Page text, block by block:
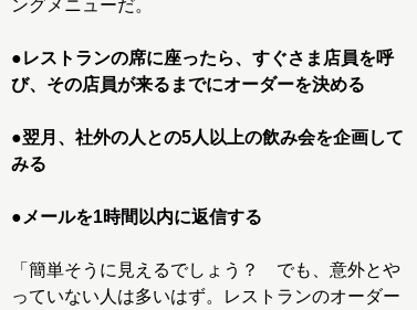
ングメニューだ。
●レストランの席に座ったら、すぐさま店員を呼
び、その店員が来るまでにオーダーを決める
●翌月、社外の人との5人以上の飲み会を企画して
みる
●メールを1時間以内に返信する
「簡単そうに見えるでしょう？ でも、意外とや
っていない人は多いはず。レストランのオーダー